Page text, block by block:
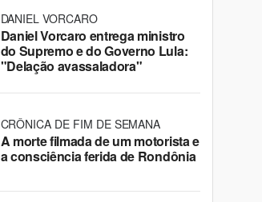
DANIEL VORCARO
Daniel Vorcaro entrega ministro
do Supremo e do Governo Lula:
"Delação avassaladora"
CRÔNICA DE FIM DE SEMANA
A morte filmada de um motorista e
a consciência ferida de Rondônia